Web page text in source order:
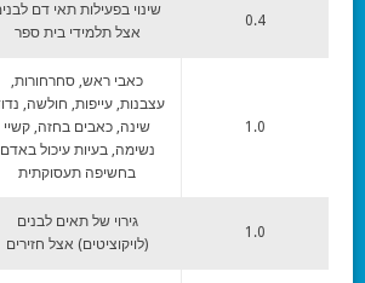
0.4
שינוי בפעילות תאי דם
אצל תלמידי בית ספר
1.0
כאבי ראש, סחרחורות,
עצבנות, עייפות, חולשה,
שינה, כאבים בחזה, קשיי
נשימה, בעיות עיכול באדם
בחשיפה תעסוקתית
1.0
גירוי של תאים לבנים
(לויקוציטים) אצל חזירים